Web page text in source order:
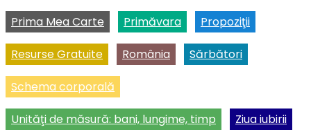
Prima Mea Carte Primăvara Propoziţii
Resurse Gratuite România Sărbători
Schema corporală
Unităţi de măsură: bani, lungime, timp Ziua iubirii